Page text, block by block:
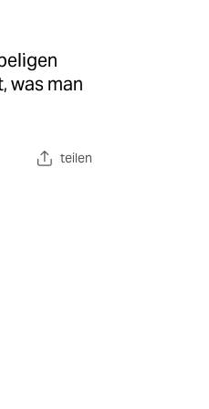
was man
teilen